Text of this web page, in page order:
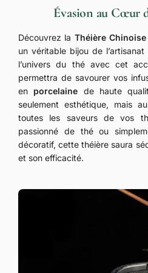
Évasion au Cœur
Découvrez la Théière
un véritable bijou de
l’univers du thé avec cet
permettra de savourer vos
en porcelaine de haute
seulement esthétique, mais
toutes les saveurs de vos
passionné de thé ou
décoratif, cette théière saura
et son efficacité.